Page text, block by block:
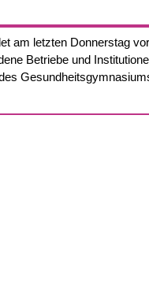
am letzten Donnerstag
Betriebe und